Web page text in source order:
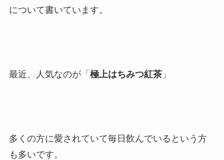
について書いています。
最近、人気なのが「 極上はちみつ紅茶」
多くの方に愛されていて毎日飲んでいるという方
も多いです。